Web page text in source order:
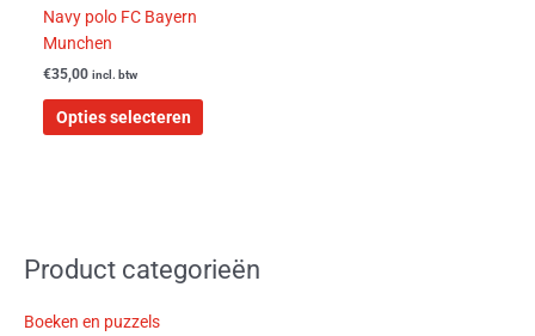
Navy polo FC Bayern
Munchen
€35,00 incl. btw
Opties selecteren
Product categorieën
Boeken en puzzels